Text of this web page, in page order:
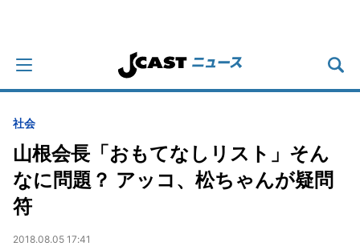
社会
山根会長「おもてなしリスト」そん
なに問題？ アッコ、松ちゃんが疑問
符
2018.08.05 17:41